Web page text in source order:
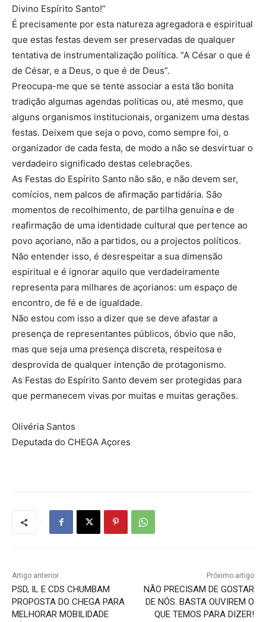
Divino Espírito Santo!”
É precisamente por esta natureza agregadora e espiritual
que estas festas devem ser preservadas de qualquer
tentativa de instrumentalização política. “A César o que é
de César, e a Deus, o que é de Deus”.
Preocupa-me que se tente associar a esta tão bonita
tradição algumas agendas políticas ou, até mesmo, que
alguns organismos institucionais, organizem uma destas
festas. Deixem que seja o povo, como sempre foi, o
organizador de cada festa, de modo a não se desvirtuar o
verdadeiro significado destas celebrações.
As Festas do Espírito Santo não são, e não devem ser,
comícios, nem palcos de afirmação partidária. São
momentos de recolhimento, de partilha genuína e de
reafirmação de uma identidade cultural que pertence ao
povo açoriano, não a partidos, ou a projectos políticos.
Não entender isso, é desrespeitar a sua dimensão
espiritual e é ignorar aquilo que verdadeiramente
representa para milhares de açorianos: um espaço de
encontro, de fé e de igualdade.
Não estou com isso a dizer que se deve afastar a
presença de representantes públicos, óbvio que não,
mas que seja uma presença discreta, respeitosa e
desprovida de qualquer intenção de protagonismo.
As Festas do Espírito Santo devem ser protegidas para
que permanecem vivas por muitas e muitas gerações.
Olivéria Santos
Deputada do CHEGA Açores
Artigo anterior
PSD, IL E CDS CHUMBAM
PROPOSTA DO CHEGA PARA
MELHORAR MOBILIDADE
Próximo artigo
NÃO PRECISAM DE GOSTAR
DE NÓS. BASTA OUVIREM O
QUE TEMOS PARA DIZER!